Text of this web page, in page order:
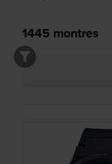
1445 montres